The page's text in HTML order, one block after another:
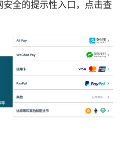
全的提示性入口，点击查